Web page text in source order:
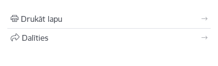
Drukāt lapu
Dalīties